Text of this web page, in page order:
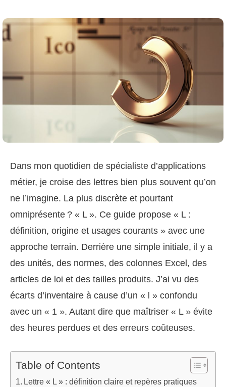
Dans mon quotidien de spécialiste d’applications
métier, je croise des lettres bien plus souvent qu’on
ne l’imagine. La plus discrète et pourtant
omniprésente ? « L ». Ce guide propose « L :
définition, origine et usages courants » avec une
approche terrain. Derrière une simple initiale, il y a
des unités, des normes, des colonnes Excel, des
articles de loi et des tailles produits. J’ai vu des
écarts d’inventaire à cause d’un « l » confondu
avec un « 1 ». Autant dire que maîtriser « L » évite
des heures perdues et des erreurs coûteuses.
Table of Contents
Lettre « L » : définition claire et repères pratiques